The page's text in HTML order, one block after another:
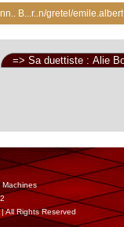
B...r..n/gretel/emile.albert
Machines
All Rights Reserved